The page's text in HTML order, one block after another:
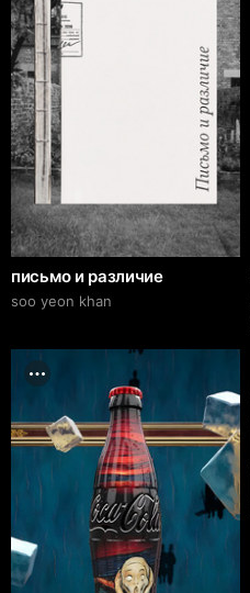
письмо и различие
soo yeon khan